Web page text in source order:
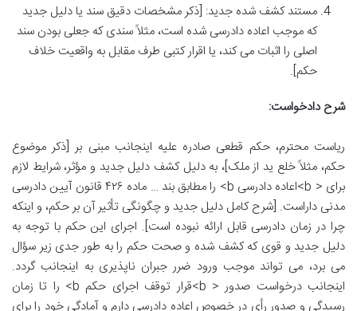
مستند کشف شده جدید: [ذکر مشخصات دقیق سند یا دلیل جدید
که موجب اعاده دادرسی شده است، مثلاً سندی که جعلی بودن سند
اصلی را اثبات می کند، یا اقرار کتبی طرف مقابل به واقعیت خلاف
حکم].
شرح دادخواست:
ریاست محترم، حکم قطعی صادره علیه اینجانب مبنی بر [ذکر موضوع
حکم، مثلاً خلع ید از ملک]، به دلیل کشف دلیل جدید و مؤثر، شرایط لازم
برای < b>اعاده دادرسی b> را مطابق بند … ماده ۴۲۶ قانون آیین دادرسی
مدنی داراست. [شرح کامل دلیل جدید و چگونگی تأثیر آن بر حکم، و اینکه
چرا در زمان دادرسی قابل ارائه نبوده است]. اجرای این حکم با توجه به
دلیل جدید و قوی که کشف شده و صحت حکم را به طور جدی زیر سؤال
می برد، می تواند موجب ورود ضرر جبران ناپذیری به اینجانب گردد.
اینجانب درخواست صدور < b>قرار توقف اجرای حکم b> را تا زمان
رسیدگی و صدور رأی در خصوص اعاده دادرسی دارم و آمادگی خود را برای